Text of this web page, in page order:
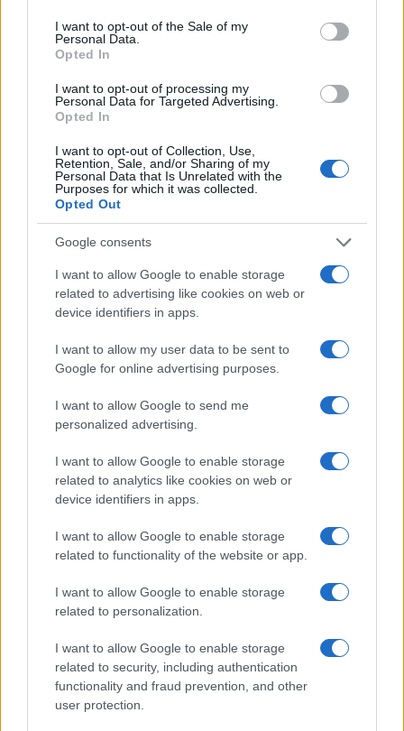
I want to opt-out of the Sale of my
Personal Data.
Opted In
I want to opt-out of processing my
Personal Data for Targeted Advertising.
Opted In
I want to opt-out of Collection, Use,
Retention, Sale, and/or Sharing of my
Personal Data that Is Unrelated with the
Purposes for which it was collected.
Opted Out
Google consents
I want to allow Google to enable storage
related to advertising like cookies on web or
device identifiers in apps.
I want to allow my user data to be sent to
Google for online advertising purposes.
I want to allow Google to send me
personalized advertising.
I want to allow Google to enable storage
related to analytics like cookies on web or
device identifiers in apps.
I want to allow Google to enable storage
related to functionality of the website or app.
I want to allow Google to enable storage
related to personalization.
I want to allow Google to enable storage
related to security, including authentication
functionality and fraud prevention, and other
user protection.
L’esempio più chiaro è proprio Iron Domein
Israele, dove missili anti-missile da 50 mila dollari
l’uno devono intercettare razzi, anche artigianali
prodotti a Gaza, che costano poche centinaia di
ribaltare numeri e costi a vantaggio del
difensore. La tecnologia più promettente di
Reagan era ilBrilliant Pebbles
aggiornata ai tempi dell’IA che è stata battezzata
intelligente.
Lo sciame intelligente
Lo sciame intelligente è uno schieramento di
piccoli satelliti (fra i 40 e gli 80 kg l’uno) in orbita
bassa, dai 300 ai 600 km di quota. I satelliti
saranno tutti sulla stessa orbita, ma in 20 piani
orbitali, ciascuno dei quali sarà protetto da 100
satelliti. Immaginate una ventina di costellazioni
di satelliti sovrapposte: ogni piano superiore è in
un missile sin dalla fase di lancio, passare le
informazioni ai satelliti più vicini alla minaccia e
inseguirlo. Nella fase finale della caccia, il satellite